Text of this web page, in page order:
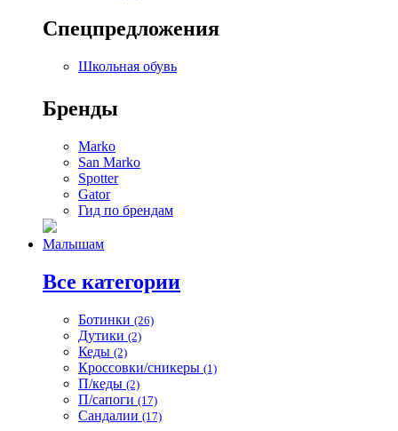
Спецпредложения
Школьная обувь
Бренды
Marko
San Marko
Spotter
Gator
Гид по брендам
Малышам
Все категории
Ботинки (26)
Дутики (2)
Кеды (2)
Кроссовки/сникеры (1)
П/кеды (2)
П/сапоги (17)
Сандалии (17)